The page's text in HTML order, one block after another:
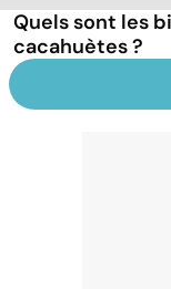
Quels sont les
cacahuètes ?